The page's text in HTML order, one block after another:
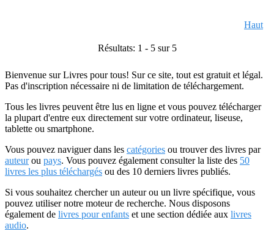
Haut
Résultats: 1 - 5 sur 5
Bienvenue sur Livres pour tous! Sur ce site, tout est gratuit et légal.
Pas d'inscription nécessaire ni de limitation de téléchargement.
Tous les livres peuvent être lus en ligne et vous pouvez télécharger
la plupart d'entre eux directement sur votre ordinateur, liseuse,
tablette ou smartphone.
Vous pouvez naviguer dans les catégories ou trouver des livres par
auteurou pays. Vous pouvez également consulter la liste des 50
livres les plus téléchargés ou des 10 derniers livres publiés.
Si vous souhaitez chercher un auteur ou un livre spécifique, vous
pouvez utiliser notre moteur de recherche. Nous disposons
également de livres pour enfants et une section dédiée aux livres
audio.